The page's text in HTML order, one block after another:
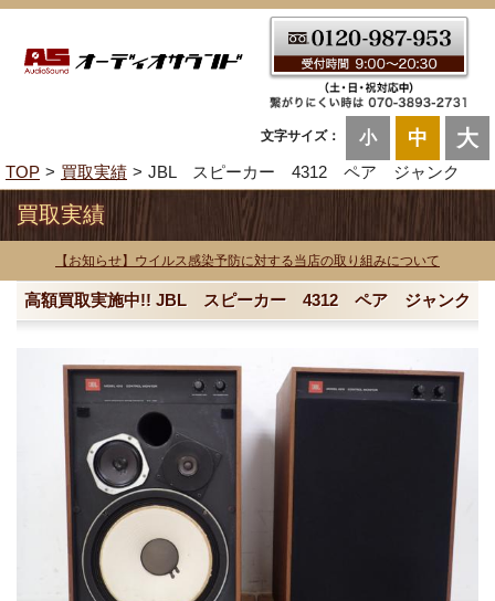
文字サイズ： 小 中 大
TOP 買取実績 JBL スピーカー 4312 ペア ジャンク
買取実績
【お知らせ】ウイルス感染予防に対する当店の取り組みについて
高額買取実施中!! JBL スピーカー 4312 ペア ジャンク